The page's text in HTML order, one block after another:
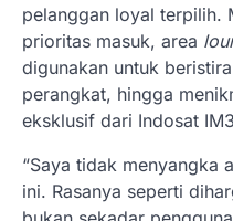
pelanggan loyal terpilih.
prioritas masuk, area
digunakan untuk
perangkat, hingga
eksklusif dari Indosat
“Saya tidak menyangka
ini. Rasanya seperti